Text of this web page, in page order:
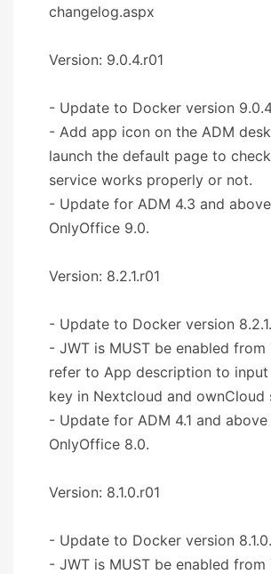
changelog.aspx
Version: 9.0.4.r01
- Update to Docker version
- Add app icon on the ADM
launch the default page to
service works properly or not.
- Update for ADM 4.3 and
OnlyOffice 9.0.
Version: 8.2.1.r01
- Update to Docker version 8.2.1.
- JWT is MUST be enabled from
refer to App description to input
key in Nextcloud and ownCloud
- Update for ADM 4.1 and
OnlyOffice 8.0.
Version: 8.1.0.r01
- Update to Docker version 8.1.0.
- JWT is MUST be enabled from